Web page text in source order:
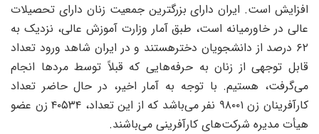
است. ایران دارای بزرگترین جمعیت زنان دارای تحصیلات
در خاورمیانه است، طبق آمار وزارت آموزش عالی، نزدیک به
۶۲ درصد از دانشجویان دخترهستند و در ایران شاهد ورود تعداد
توجهی از زنان به حرفه‌هایی که قبلاً توسط مردها انجام
هستیم. با توجه به آمار اخیر، در حال حاضر تعداد
زن ۹۸۰۰۱ نفر می‌باشد که از این تعداد،۴۰۵۳۴
زن عضو
مدیره شرکت‌های کارآفرینی می‌باشند.